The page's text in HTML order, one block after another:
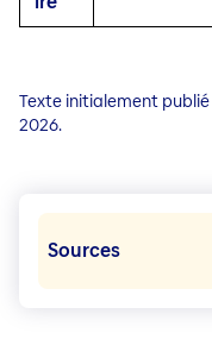
Texte initialement
2026.
Sources